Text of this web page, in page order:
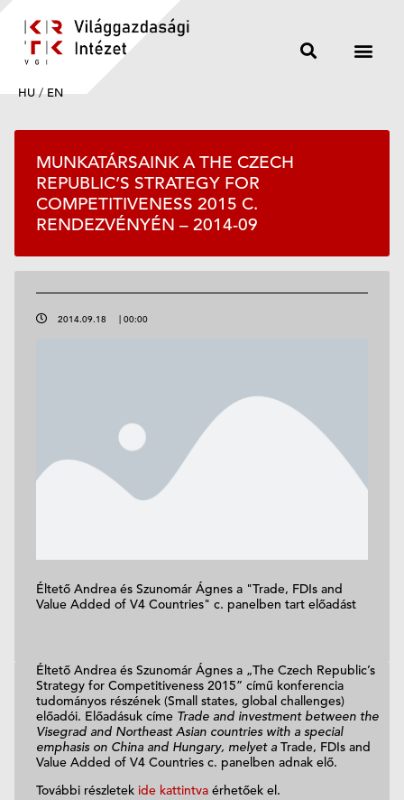
HU / EN
MUNKATÁRSAINK A THE CZECH
REPUBLIC’S STRATEGY FOR
COMPETITIVENESS 2015 C.
RENDEZVÉNYÉN – 2014-09
2014.09.18 | 00:00
Éltető Andrea és Szunomár Ágnes a "Trade, FDIs and
Value Added of V4 Countries" c. panelben tart előadást
Éltető Andrea és Szunomár Ágnes a „The Czech Republic’s
Strategy for Competitiveness 2015” című konferencia
tudományos részének (Small states, global challenges)
előadói. Előadásuk címe Trade and investment between the
Visegrad and Northeast Asian countries with a special
emphasis on China and Hungary, melyet a Trade, FDIs and
Value Added of V4 Countries c. panelben adnak elő.
További részletek ide kattintva érhetőek el.